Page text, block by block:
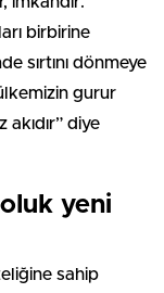
birbirine
sırtını dönmeye
gurur
akıdır” diye
yeni
sahip